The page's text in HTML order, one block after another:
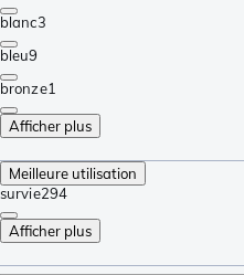
blanc3
bleu9
bronze1
Afficher plus
Meilleure utilisation
survie294
Afficher plus